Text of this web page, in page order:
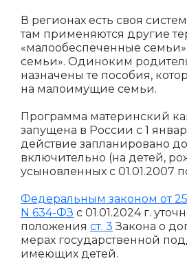
В регионах есть своя
там применяются другие
«малообеспеченные
семьи». Одиноким
назначены те пособия,
на малоимущие семьи.
Программа материнский
запущена в России с 1
действие запланировано
включительно (на детей,
усыновленных с 01.01.2007
Федеральным законом от
N 634-ФЗ с 01.01.2024 г.
положения ст. 3 Закона о
мерах государственной
имеющих детей.